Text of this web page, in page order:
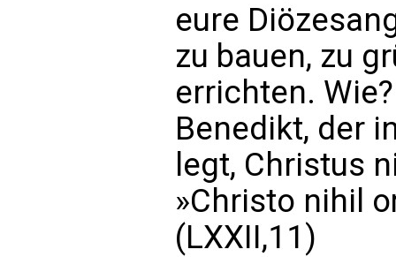
eure
zu bauen, zu
errichten.
Benedikt, der
legt, Christus
»Christo nihil
(LXXII,11)